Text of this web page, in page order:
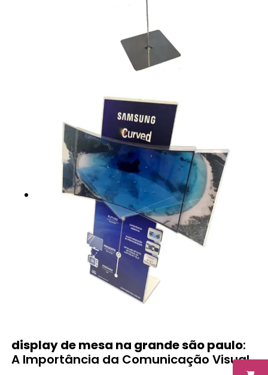
display de mesa na grande são paulo:
A Importância da Comunicação Visual